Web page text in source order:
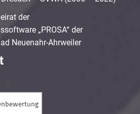
der
„PROSA“ der
Neuenahr-Ahrweiler